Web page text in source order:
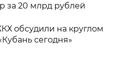
за 20 млрд рублей
обсудили на круглом
сегодня»